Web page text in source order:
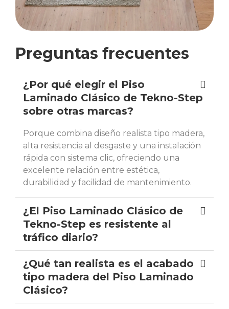
Preguntas frecuentes
¿Por qué elegir el Piso
Laminado Clásico de Tekno-Step
sobre otras marcas?
Porque combina diseño realista tipo madera,
alta resistencia al desgaste y una instalación
rápida con sistema clic, ofreciendo una
excelente relación entre estética,
durabilidad y facilidad de mantenimiento.
¿El Piso Laminado Clásico de
Tekno-Step es resistente al
tráfico diario?
¿Qué tan realista es el acabado
tipo madera del Piso Laminado
Clásico?